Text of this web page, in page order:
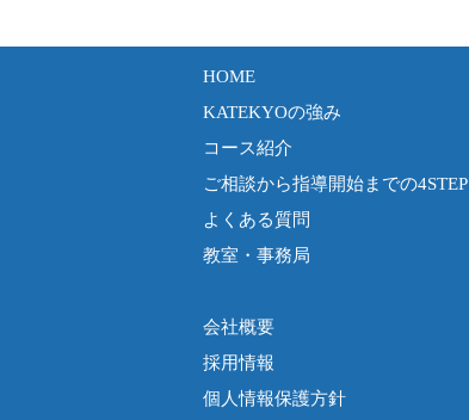
HOME
KATEKYOの強み
コース紹介
ご相談から指導開始までの4STEP
よくある質問
教室・事務局
会社概要
採用情報
個人情報保護方針